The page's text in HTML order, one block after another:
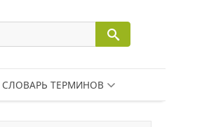
СЛОВАРЬ ТЕРМИНОВ